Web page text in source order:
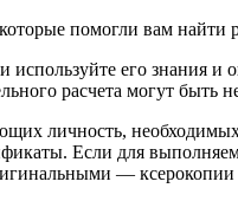
помогли вам
используйте его
расчета могут быть
личность,
Если для
—